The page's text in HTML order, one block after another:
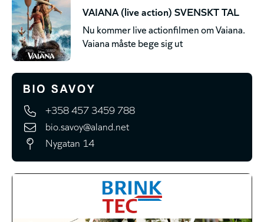
VAIANA (live action) SVENSKT TAL
Nu kommer live actionfilmen om Vaiana.
Vaiana måste bege sig ut
+358 457 3459 788
bio.savoy@aland.net
Nygatan 14